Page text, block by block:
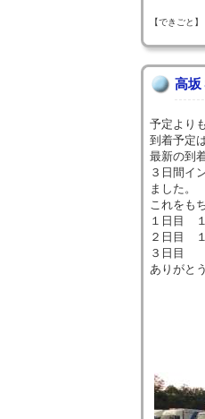
【できごと
高坂
予定より
到着予定
最新の到
３日間イ
ました。
これをも
１日目
２日目
３日目
ありがと